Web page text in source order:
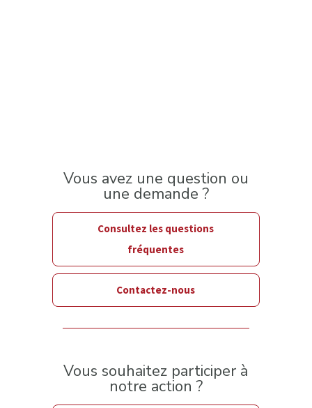
Vous avez une question ou
une demande ?
Consultez les questions
fréquentes
Contactez-nous
Vous souhaitez participer à
notre action ?